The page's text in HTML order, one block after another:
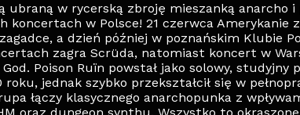
ubraną w rycerską zbroję mieszanką anarcho
koncertach w Polsce! 21 czerwca Amerykanie
a dzień później w poznańskim Klubie
zagra Scrüda, natomiast koncert w
Poison Ruïn powstał jako solowy, studyjny
roku, jednak szybko przekształcił się w
łączy klasycznego anarchopunka z